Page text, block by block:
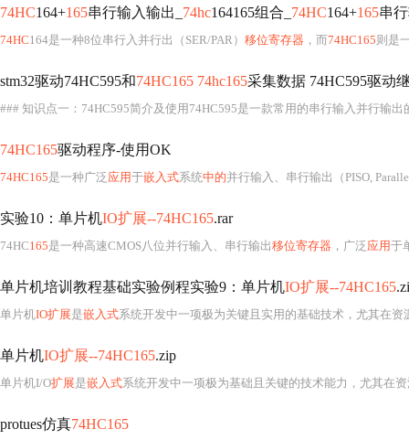
74HC164+165串行输入输出_ 74hc164165组合_ 74HC164+165串
74HC164是一种8位串行入并行出（SER/PAR） 移位寄存器 ，而74HC165则是
stm32驱动74HC595和74HC165 74hc165采集数据 74HC595驱动继
### 知识点一：74HC595简介及使用74HC595是一款常用的串行输入并行输出
74HC165驱动程序-使用OK
74HC165是一种广泛 应用于嵌入式系统中的并行输入、串行输出（PISO,
实验10：单片机IO扩展--74HC165.rar
74HC165是一种高速CMOS八位并行输入、串行输出移位寄存器 ，广泛 应用于
单片机培训教程基础实验例程实验9：单片机IO扩展--74HC165
单片机IO扩展是嵌入式系统开发中一项极为关键且实用的基础技术，尤其在资源受限的8位或16
单片机IO扩展--74HC165.zip
单片机I/O扩展是嵌入式系统开发中一项极为基础且关键的技术能力，尤其在资源受限的8位或16位MCU（如
protues仿真74HC165